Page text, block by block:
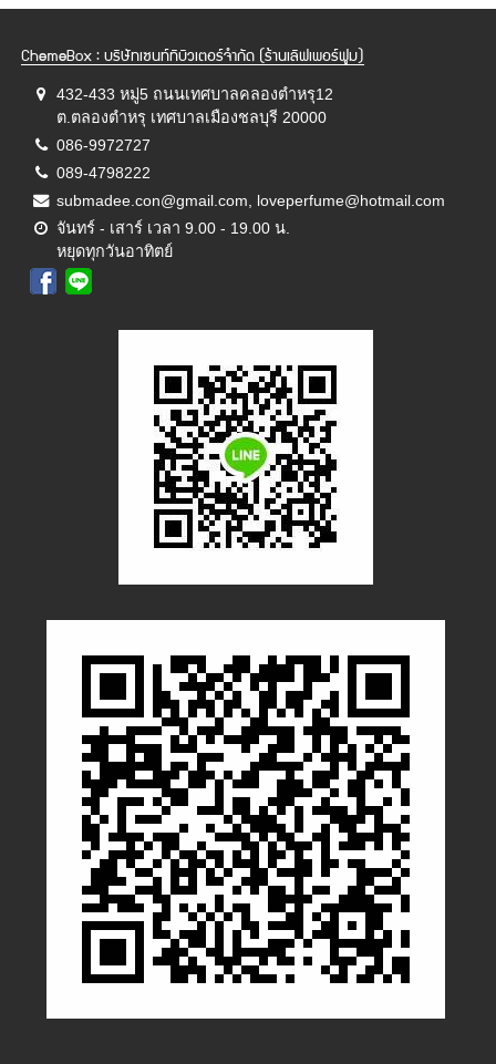
ChemeBox : บริษัทเซนท์ทิบิวเตอร์จำกัด (ร้านเลิฟเพอร์ฟูม)
432-433 หมู่5 ถนนเทศบาลคลองตำหรุ12
ต.ตลองตำหรุ เทศบาลเมืองชลบุรี 20000
086-9972727
089-4798222
submadee.con@gmail.com, loveperfume@hotmail.com
จันทร์ - เสาร์ เวลา 9.00 - 19.00 น.
หยุดทุกวันอาทิตย์